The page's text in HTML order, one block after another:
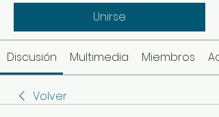
Unirse
Discusión Multimedia Miembros
Volver